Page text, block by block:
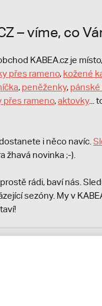
– víme, co
KABEA.cz je
přes rameno, kožené
, peněženky, pánské
přes rameno,aktovky...
i něco navíc. S
žhavá novinka ;-).
rádi, baví nás.
sezóny. My v
zaevidovat